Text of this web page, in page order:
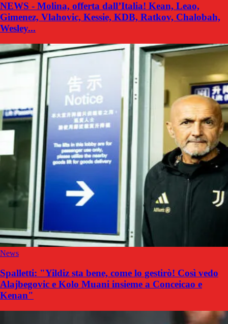
NEWS - Molina, offerta dall’Italia! Kean, Leao,
Gimenez, Vlahovic, Kessie, KDB, Ratkov, Chalobah,
Wesley...
News
Spalletti: "Yildiz sta bene, come lo gestirò! Così vedo
Alajbegovic e Kolo Muani insieme a Conceicao e
Kenan"